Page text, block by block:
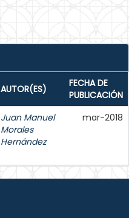
AUTOR(ES)
FECHA DE
PUBLICACIÓN
Juan Manuel
Morales
Hernández
mar-2018